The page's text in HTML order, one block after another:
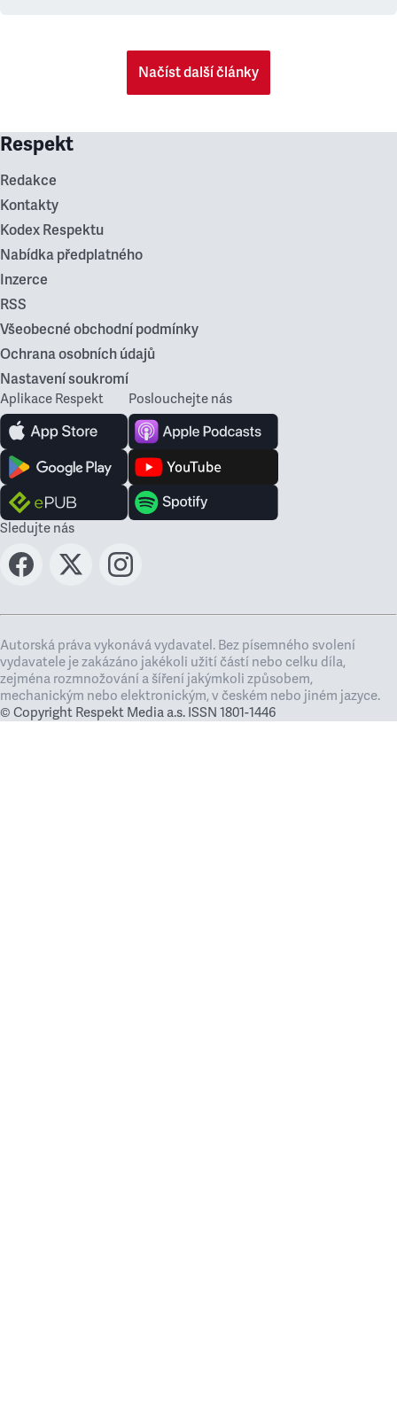
Načíst další články
Respekt
Redakce
Kontakty
Kodex Respektu
Nabídka předplatného
Inzerce
RSS
Všeobecné obchodní podmínky
Ochrana osobních údajů
Nastavení soukromí
Aplikace Respekt Poslouchejte nás
Sledujte nás
Autorská práva vykonává vydavatel. Bez písemného svolení
vydavatele je zakázáno jakékoli užití částí nebo celku díla,
zejména rozmnožování a šíření jakýmkoli způsobem,
mechanickým nebo elektronickým, v českém nebo jiném jazyce.
© Copyright Respekt Media a.s. ISSN 1801-1446